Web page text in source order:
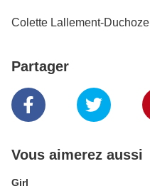
Colette Lallement-Duchoze
Partager
Vous aimerez aussi
Girl